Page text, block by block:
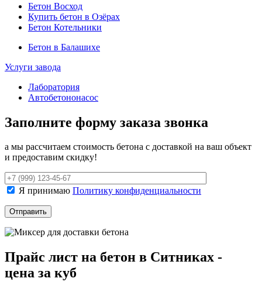
Бетон Восход
Купить бетон в Озёрах
Бетон Котельники
Бетон в Балашихе
Услуги завода
Лаборатория
Автобетононасос
Заполните форму заказа звонка
а мы рассчитаем стоимость бетона с доставкой на ваш объект
и предоставим скидку!
Я принимаю Политику конфиденциальности
Прайс лист на бетон в Ситниках -
цена за куб